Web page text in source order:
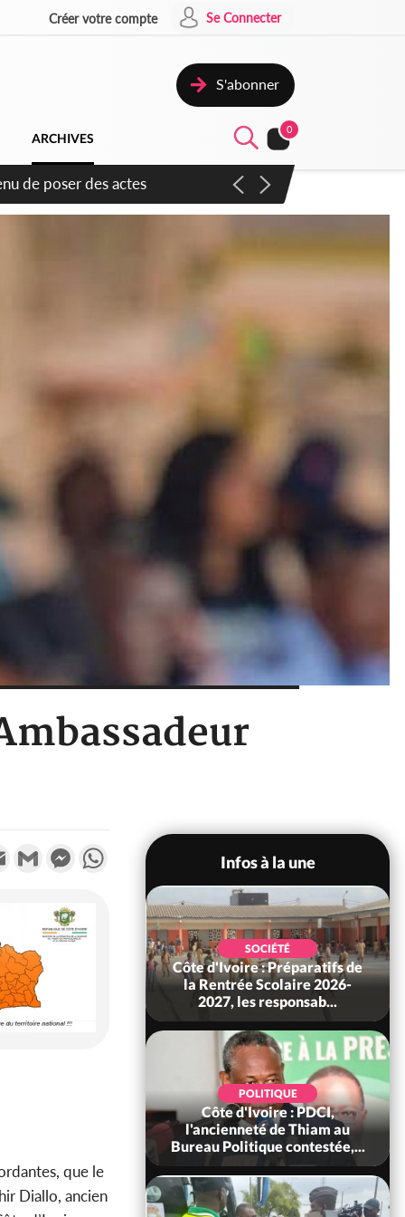
Créer votre compte Se Connecter
S'abonner
ARCHIVES
0
pour favoriser
Email Gmail MessengerWhatsApp
que le
Diallo, ancien
Infos à la une
Burkina : La
instaurer un
constant avec...
SOCIÉTÉ
Côte d'Ivoire : Préparatifs de
la Rentrée Scolaire 2026-
2027, les responsab...
POLITIQUE
Côte d'Ivoire : PDCI,
l'ancienneté de Thiam au
Bureau Politique contestée,...